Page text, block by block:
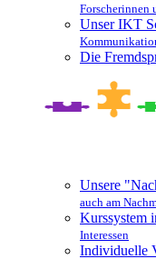
Forscherinnen
Unser IKT
Die
Unsere
auch am
Kurssystem
Interessen
Individuelle